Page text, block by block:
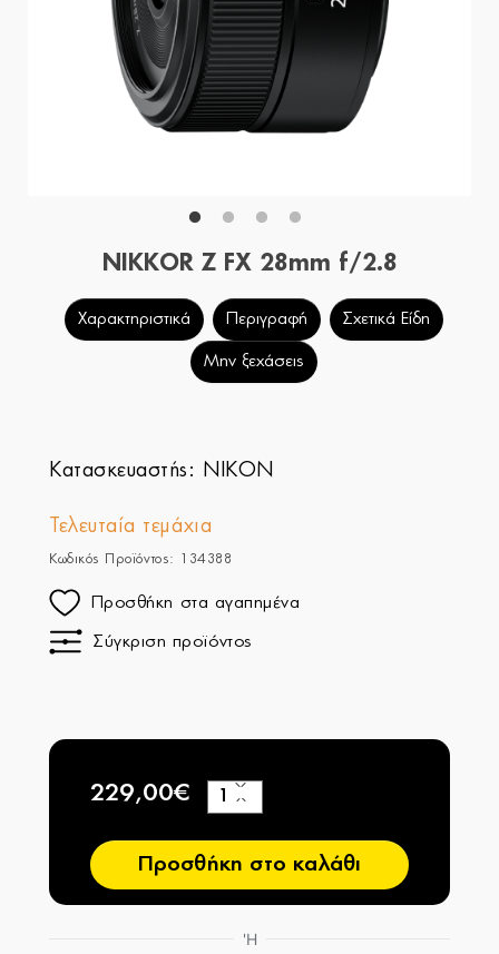
NIKKOR Z FX 28mm f/2.8
Χαρακτηριστικά Περιγραφή Σχετικά Είδη
Μην ξεχάσεις
Κατασκευαστής: NIKON
Τελευταία τεμάχια
Κωδικός Προϊόντος: 134388
Προσθήκη στα αγαπημένα
Σύγκριση προϊόντος
229,00€
−
+
Προσθήκη στο καλάθι